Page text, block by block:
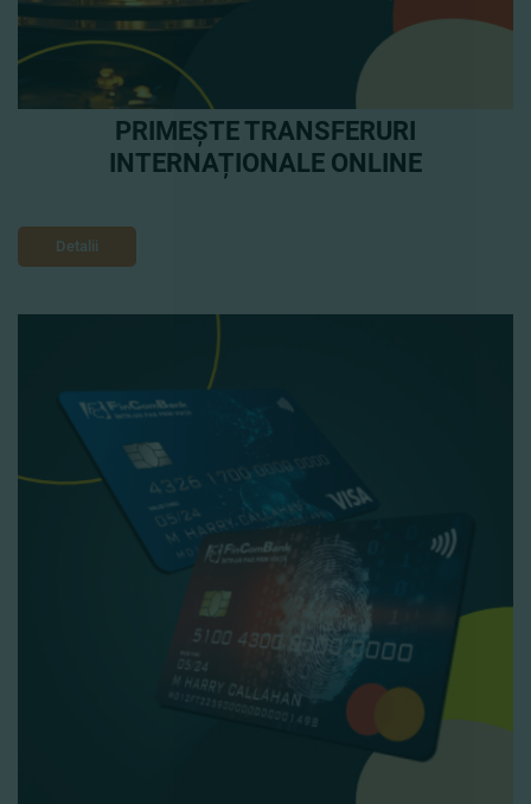
PRIMEȘTE TRANSFERURI
INTERNAȚIONALE ONLINE
Detalii